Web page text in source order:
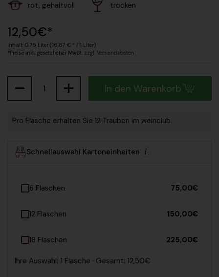
rot, gehaltvoll
trocken
Regulärer Preis
12,50€*
Inhalt: 0.75 Liter (16,67 € * / 1 Liter)
*Preise inkl. gesetzlicher MwSt. zzgl. Versandkosten
In den Warenkorb
Pro Flasche erhalten Sie 12 Trauben im weinclub.
Schnellauswahl Kartoneinheiten
6 Flaschen 75,00€
12 Flaschen 150,00€
18 Flaschen 225,00€
Ihre Auswahl: 1 Flasche · Gesamt: 12,50€